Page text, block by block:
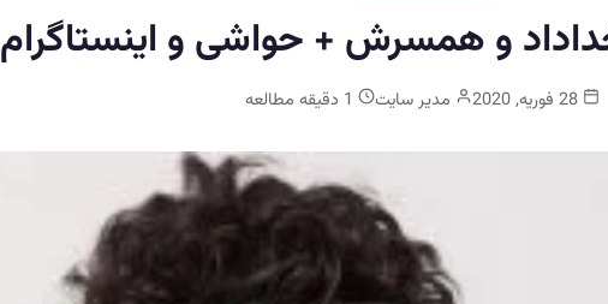
و همسرش + حواشی و اینستاگرام
28 فوریه, 2020 مدیر سایت